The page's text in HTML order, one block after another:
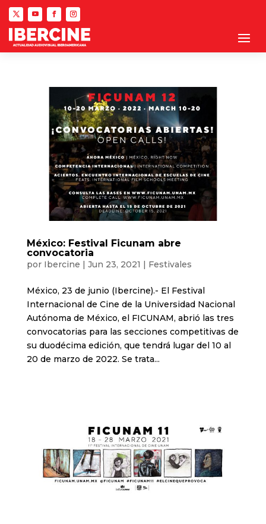
México: Festival Ficunam abre
convocatoria
por Ibercine | Jun 23, 2021 | Festivales
México, 23 de junio (Ibercine).- El Festival
Internacional de Cine de la Universidad Nacional
Autónoma de México, el FICUNAM, abrió las tres
convocatorias para las secciones competitivas de
su duodécima edición, que tendrá lugar del 10 al
20 de marzo de 2022. Se trata...